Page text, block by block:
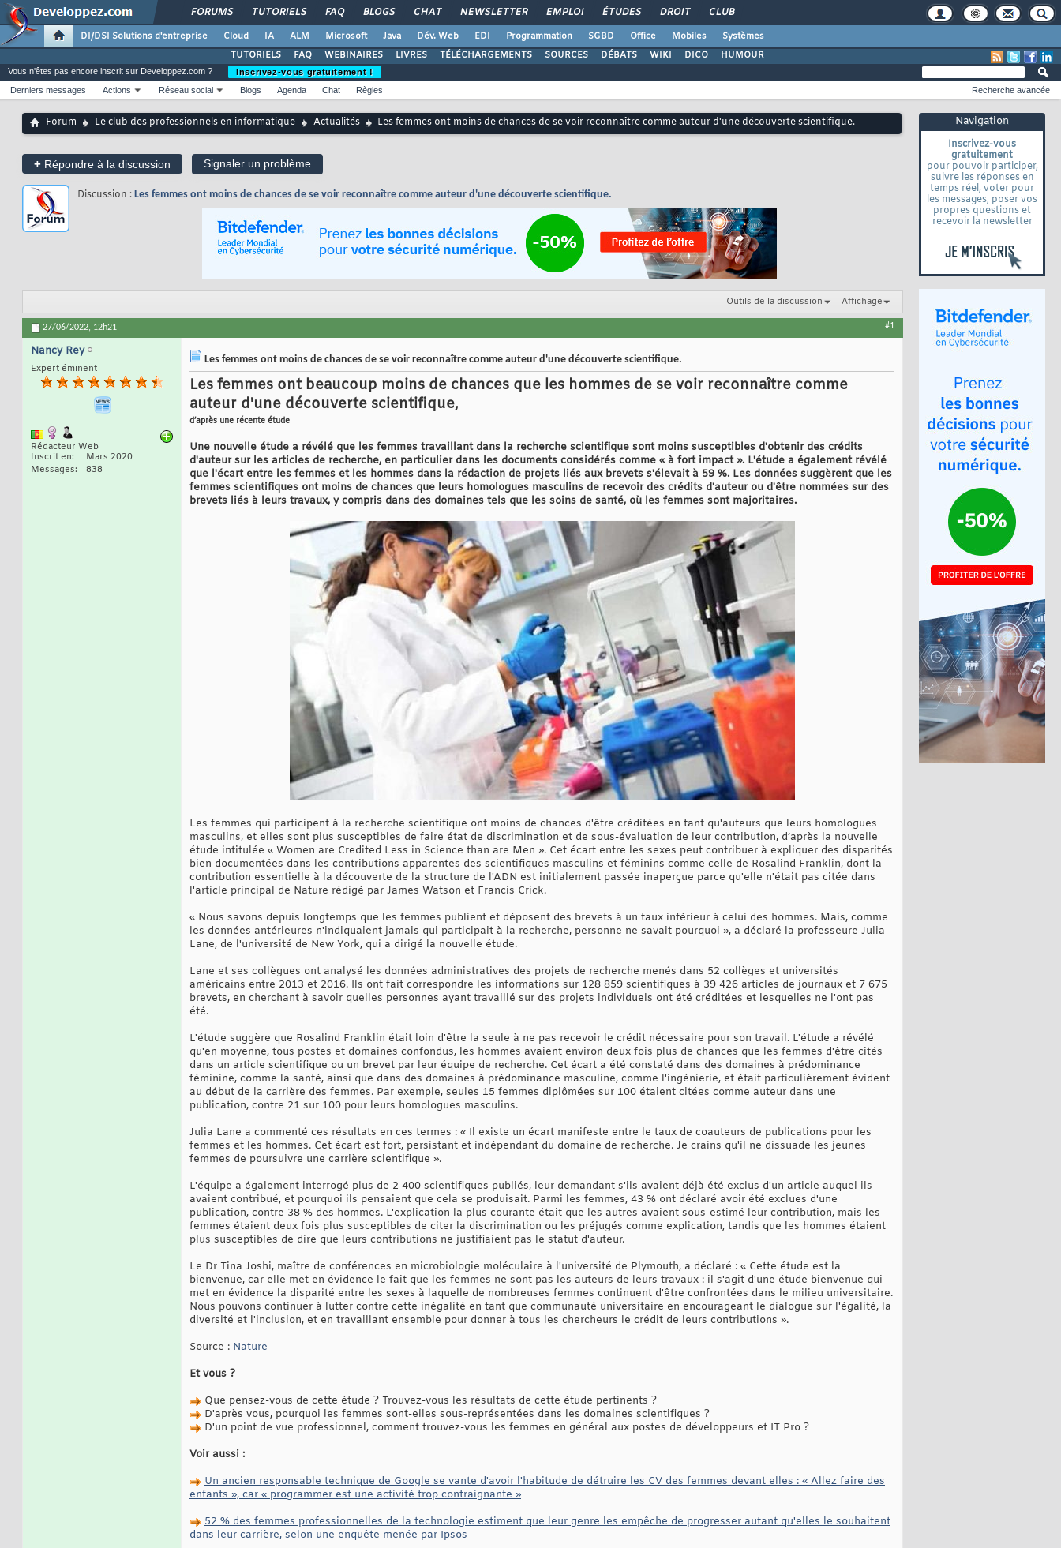
FORUMS TUTORIELS FAQ BLOGS CHAT NEWSLETTER EMPLOI ÉTUDES DROIT CLUB
DI/DSI Solutions d'entreprise Cloud IA ALM Microsoft Java Dév. Web EDI Programmation SGBD Office Mobiles
Systèmes
TUTORIELS
FAQ WEBINAIRES LIVRES TÉLÉCHARGEMENTS SOURCES DÉBATS WIKI DICO HUMOUR
Navigation
Inscrivez-vous
gratuitement
pour pouvoir participer,
suivre les réponses en
temps réel, voter pour
les messages, poser vos
propres questions et
recevoir la newsletter
Vous n'êtes pas encore inscrit sur Developpez.com ?
Inscrivez-vous gratuitement !
Derniers messages
Actions Réseau social Blogs Agenda Chat Règles Recherche avancée
Forum Le club des professionnels en informatique Actualités Les femmes ont moins de chances de se voir reconnaître comme auteur d'une découverte scientifique.
+ Répondre à la discussion Signaler un problème
Discussion : Les femmes ont moins de chances de se voir reconnaître comme auteur d'une découverte scientifique.
Outils de la discussion Affichage
27/06/2022, 12h21 #1
Nancy Rey
Expert éminent
Rédacteur Web
Inscrit en
Mars 2020
Messages
838
Les femmes ont moins de chances de se voir reconnaître comme auteur d'une découverte scientifique.
Les femmes ont beaucoup moins de chances que les hommes de se voir reconnaître comme
auteur d'une découverte scientifique,
d’après une récente étude
Une nouvelle étude a révélé que les femmes travaillant dans la recherche scientifique sont moins susceptibles d'obtenir des crédits
d'auteur sur les articles de recherche, en particulier dans les documents considérés comme « à fort impact ». L'étude a également révélé
que l'écart entre les femmes et les hommes dans la rédaction de projets liés aux brevets s'élevait à 59 %. Les données suggèrent que les
femmes scientifiques ont moins de chances que leurs homologues masculins de recevoir des crédits d'auteur ou d'être nommées sur des
brevets liés à leurs travaux, y compris dans des domaines tels que les soins de santé, où les femmes sont majoritaires.
Les femmes qui participent à la recherche scientifique ont moins de chances d'être créditées en tant qu'auteurs que leurs homologues
masculins, et elles sont plus susceptibles de faire état de discrimination et de sous-évaluation de leur contribution, d’après la nouvelle
étude intitulée « Women are Credited Less in Science than are Men ». Cet écart entre les sexes peut contribuer à expliquer des disparités
bien documentées dans les contributions apparentes des scientifiques masculins et féminins comme celle de Rosalind Franklin, dont la
contribution essentielle à la découverte de la structure de l'ADN est initialement passée inaperçue parce qu'elle n'était pas citée dans
l'article principal de Nature rédigé par James Watson et Francis Crick.
« Nous savons depuis longtemps que les femmes publient et déposent des brevets à un taux inférieur à celui des hommes. Mais, comme
les données antérieures n'indiquaient jamais qui participait à la recherche, personne ne savait pourquoi », a déclaré la professeure Julia
Lane, de l'université de New York, qui a dirigé la nouvelle étude.
Lane et ses collègues ont analysé les données administratives des projets de recherche menés dans 52 collèges et universités
américains entre 2013 et 2016. Ils ont fait correspondre les informations sur 128 859 scientifiques à 39 426 articles de journaux et 7 675
brevets, en cherchant à savoir quelles personnes ayant travaillé sur des projets individuels ont été créditées et lesquelles ne l'ont pas
été.
L'étude suggère que Rosalind Franklin était loin d'être la seule à ne pas recevoir le crédit nécessaire pour son travail. L'étude a révélé
qu'en moyenne, tous postes et domaines confondus, les hommes avaient environ deux fois plus de chances que les femmes d'être cités
dans un article scientifique ou un brevet par leur équipe de recherche. Cet écart a été constaté dans des domaines à prédominance
féminine, comme la santé, ainsi que dans des domaines à prédominance masculine, comme l'ingénierie, et était particulièrement évident
au début de la carrière des femmes. Par exemple, seules 15 femmes diplômées sur 100 étaient citées comme auteur dans une
publication, contre 21 sur 100 pour leurs homologues masculins.
Julia Lane a commenté ces résultats en ces termes : « Il existe un écart manifeste entre le taux de coauteurs de publications pour les
femmes et les hommes. Cet écart est fort, persistant et indépendant du domaine de recherche. Je crains qu'il ne dissuade les jeunes
femmes de poursuivre une carrière scientifique ».
L'équipe a également interrogé plus de 2 400 scientifiques publiés, leur demandant s'ils avaient déjà été exclus d'un article auquel ils
avaient contribué, et pourquoi ils pensaient que cela se produisait. Parmi les femmes, 43 % ont déclaré avoir été exclues d'une
publication, contre 38 % des hommes. L'explication la plus courante était que les autres avaient sous-estimé leur contribution, mais les
femmes étaient deux fois plus susceptibles de citer la discrimination ou les préjugés comme explication, tandis que les hommes étaient
plus susceptibles de dire que leurs contributions ne justifiaient pas le statut d'auteur.
Le Dr Tina Joshi, maître de conférences en microbiologie moléculaire à l'université de Plymouth, a déclaré : « Cette étude est la
bienvenue, car elle met en évidence le fait que les femmes ne sont pas les auteurs de leurs travaux : il s'agit d'une étude bienvenue qui
met en évidence la disparité entre les sexes à laquelle de nombreuses femmes continuent d'être confrontées dans le milieu universitaire.
Nous pouvons continuer à lutter contre cette inégalité en tant que communauté universitaire en encourageant le dialogue sur l'égalité, la
diversité et l'inclusion, et en travaillant ensemble pour donner à tous les chercheurs le crédit de leurs contributions ».
Source : Nature
Et vous ?
Que pensez-vous de cette étude ? Trouvez-vous les résultats de cette étude pertinents ?
D'après vous, pourquoi les femmes sont-elles sous-représentées dans les domaines scientifiques ?
D'un point de vue professionnel, comment trouvez-vous les femmes en général aux postes de développeurs et IT Pro ?
Voir aussi :
Un ancien responsable technique de Google se vante d'avoir l'habitude de détruire les CV des femmes devant elles : « Allez faire des
enfants », car « programmer est une activité trop contraignante »
52 % des femmes professionnelles de la technologie estiment que leur genre les empêche de progresser autant qu'elles le souhaitent
dans leur carrière, selon une enquête menée par Ipsos